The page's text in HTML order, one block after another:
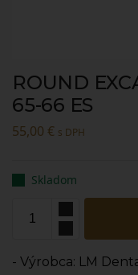
ROUND
65-66 ES
55,00 € s DPH
Skladom
- Výrobca: LM